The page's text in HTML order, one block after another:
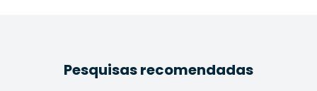
Pesquisas recomendadas